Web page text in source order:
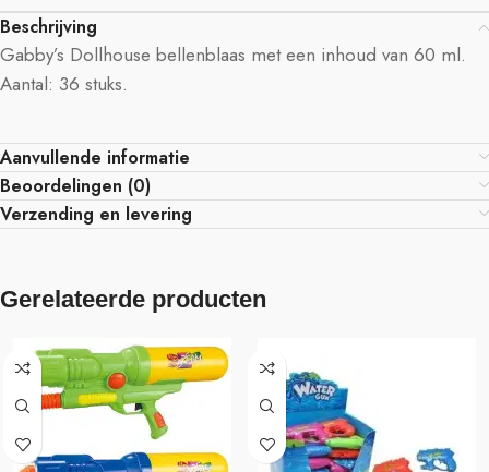
Beschrijving
Gabby’s Dollhouse bellenblaas met een inhoud van 60 ml.
Aantal: 36 stuks.
Aanvullende informatie
Beoordelingen (0)
Verzending en levering
Gerelateerde producten